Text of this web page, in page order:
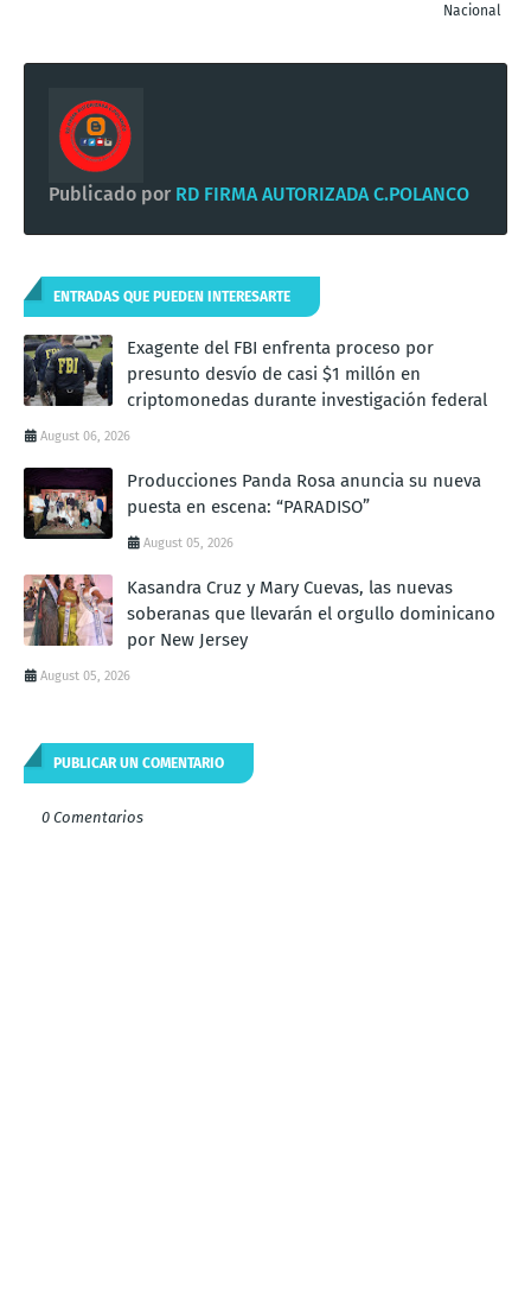
Nacional
Publicado por RD FIRMA AUTORIZADA C.POLANCO
ENTRADAS QUE PUEDEN INTERESARTE
Exagente del FBI enfrenta proceso por
presunto desvío de casi $1 millón en
criptomonedas durante investigación federal
August 06, 2026
Producciones Panda Rosa anuncia su nueva
puesta en escena: “PARADISO”
August 05, 2026
Kasandra Cruz y Mary Cuevas, las nuevas
soberanas que llevarán el orgullo dominicano
por New Jersey
August 05, 2026
PUBLICAR UN COMENTARIO
0 Comentarios